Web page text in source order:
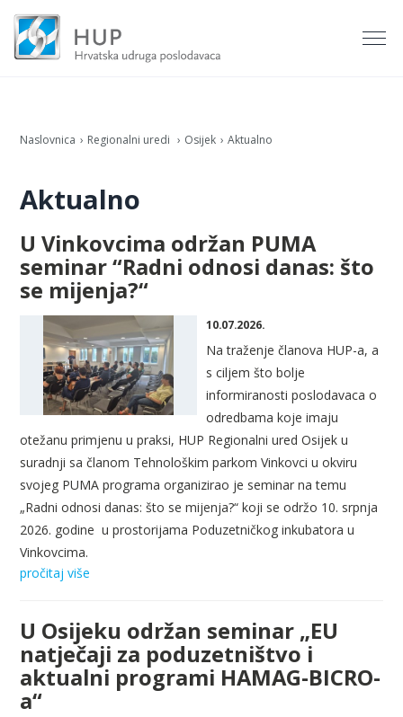
Naslovnica Regionalni uredi Osijek Aktualno
Aktualno
U Vinkovcima održan PUMA
seminar “Radni odnosi danas: što
se mijenja?“
10.07.2026.
Na traženje članova HUP-a, a
s ciljem što bolje
informiranosti poslodavaca o
odredbama koje imaju
otežanu primjenu u praksi, HUP Regionalni ured Osijek u
suradnji sa članom Tehnološkim parkom Vinkovci u okviru
svojeg PUMA programa organizirao je seminar na temu
„Radni odnosi danas: što se mijenja?“ koji se održo 10. srpnja
2026. godine u prostorijama Poduzetničkog inkubatora u
Vinkovcima.
pročitaj više
U Osijeku održan seminar „EU
natječaji za poduzetništvo i
aktualni programi HAMAG-BICRO-
a“